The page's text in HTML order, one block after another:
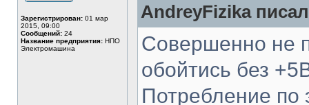
Зарегистрирован: 01 мар
2015, 09:00
Сообщений: 24
Название предприятия: НПО
Электромашина
AndreyFizika
Совершенно не
обойтись без
Потребление по